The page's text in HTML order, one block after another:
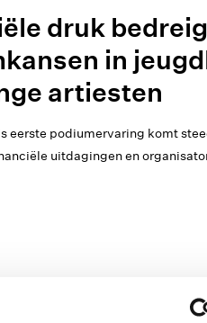
druk
in
artiesten
eerste podiumervaring komt
uitdagingen en